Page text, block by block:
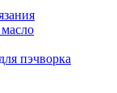
пэчворка